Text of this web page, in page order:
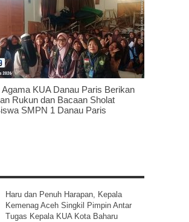
Agama KUA Danau Paris Berikan
Rukun dan Bacaan Sholat
SMPN 1 Danau Paris
Haru dan Penuh Harapan, Kepala
Kemenag Aceh Singkil Pimpin Antar
Tugas Kepala KUA Kota Baharu